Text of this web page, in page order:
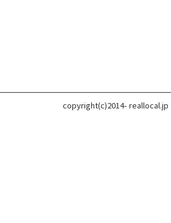
copyright(c)2014- reallocal.jp